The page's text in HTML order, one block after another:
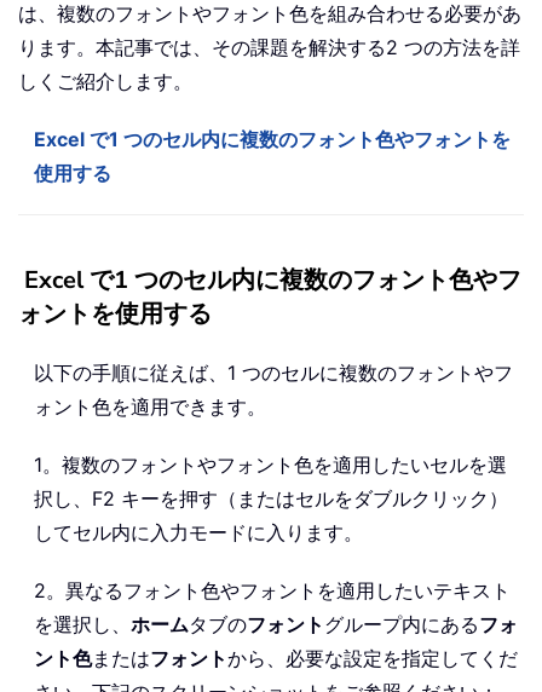
は、複数のフォントやフォント色を組み合わせる必要があ
ります。本記事では、その課題を解決する2 つの方法を詳
しくご紹介します。
Excel で1 つのセル内に複数のフォント色やフォントを
使用する
Excel で1 つのセル内に複数のフォント色やフ
ォントを使用する
以下の手順に従えば、1 つのセルに複数のフォントやフ
ォント色を適用できます。
1。複数のフォントやフォント色を適用したいセルを選
択し、F2 キーを押す（またはセルをダブルクリック）
してセル内に入力モードに入ります。
2。異なるフォント色やフォントを適用したいテキスト
を選択し、 ホームタブのフォント グループ内にあるフォ
ント色またはフォントから、必要な設定を指定してくだ